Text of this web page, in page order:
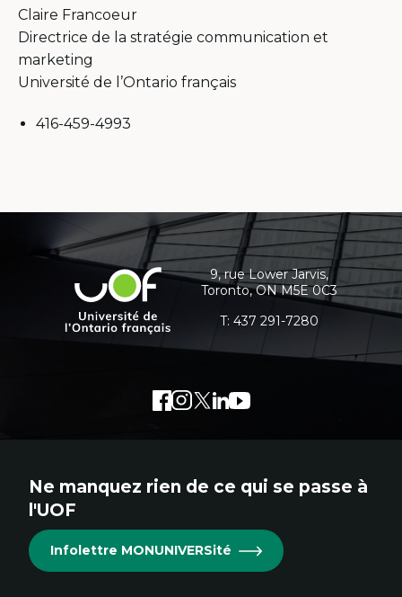
Claire Francoeur
Directrice de la stratégie communication et
marketing
Université de l’Ontario français
416-459-4993
informations
supplémentaires
Université
l'Ontario
9, rue Lower Jarvis,
Toronto, ON M5E 0C3
T: 437 291-7280
Facebook
Lien
Cet
s'ouvrira
dans
Instagram
Lien
Cet
s'ouvrira
dans
Twitter
Lien
Cet
s'ouvrira
dans
LinkedIn
Lien
Cet
s'ouvrira
dans
Youtube
Lien
Cet
s'ouvrira
dans
Ne manquez rien de ce qui se passe à
l'UOF
Infolettre MONUNIVERSité